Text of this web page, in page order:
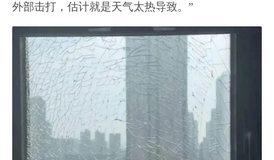
外部击打，估计就是天气太热导致。”